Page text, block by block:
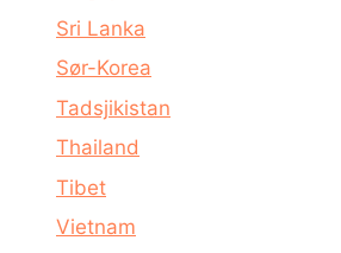
Sri Lanka
Sør-Korea
Tadsjikistan
Thailand
Tibet
Vietnam